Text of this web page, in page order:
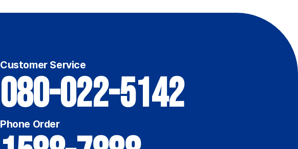
Customer Service
080-022-5142
Phone Order